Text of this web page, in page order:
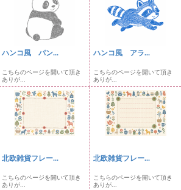
ハンコ風 パン...
こちらのページを開いて頂き
ありが...
ハンコ風 アラ...
こちらのページを開いて頂き
ありが...
北欧雑貨フレー...
こちらのページを開いて頂き
ありが...
北欧雑貨フレー...
こちらのページを開いて頂き
ありが...